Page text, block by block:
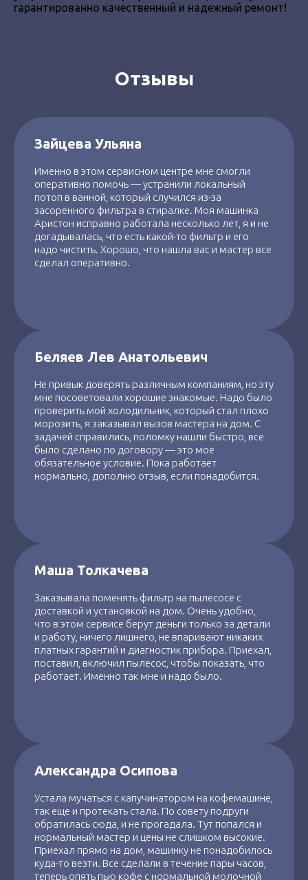
гарантированно качественный и надежный ремонт!
Отзывы
Зайцева Ульяна
Именно в этом сервисном центре мне смогли
оперативно помочь — устранили локальный
потоп в ванной, который случился из-за
засоренного фильтра в стиралке. Моя машинка
Аристон исправно работала несколько лет, я и не
догадывалась, что есть какой-то фильтр и его
надо чистить. Хорошо, что нашла вас и мастер все
сделал оперативно.
Беляев Лев Анатольевич
Не привык доверять различным компаниям, но эту
мне посоветовали хорошие знакомые. Надо было
проверить мой холодильник, который стал плохо
морозить, я заказывал вызов мастера на дом. С
задачей справились, поломку нашли быстро, все
было сделано по договору — это мое
обязательное условие. Пока работает
нормально, дополню отзыв, если понадобится.
Маша Толкачева
Заказывала поменять фильтр на пылесосе с
доставкой и установкой на дом. Очень удобно,
что в этом сервисе берут деньги только за детали
и работу, ничего лишнего, не впаривают никаких
платных гарантий и диагностик прибора. Приехал,
поставил, включил пылесос, чтобы показать, что
работает. Именно так мне и надо было.
Александра Осипова
Устала мучаться с капучинатором на кофемашине,
так еще и протекать стала. По совету подруги
обратилась сюда, и не прогадала. Тут попался и
нормальный мастер и цены не слишком высокие.
Приехал прямо на дом, машинку не понадобилось
куда-то везти. Все сделали в течение пары часов,
теперь опять пью кофе с нормальной молочной